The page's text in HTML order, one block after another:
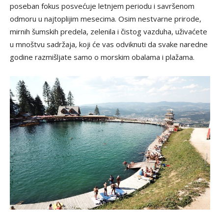
poseban fokus posvećuje letnjem periodu i savršenom
odmoru u najtoplijim mesecima. Osim nestvarne prirode,
mirnih šumskih predela, zelenila i čistog vazduha, uživaćete
u mnoštvu sadržaja, koji će vas odviknuti da svake naredne
godine razmišljate samo o morskim obalama i plažama.